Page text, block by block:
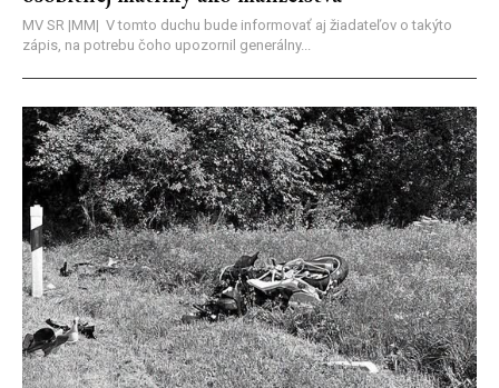
MV SR |MM| V tomto duchu bude informovať aj žiadateľov o takýto
zápis, na potrebu čoho upozornil generálny...